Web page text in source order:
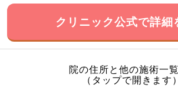
クリニック公式で詳細
院の住所と他の施術一
（タップで開きます）